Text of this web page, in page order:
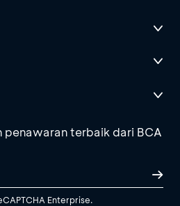
penawaran terbaik dari BCA
Enterprise.